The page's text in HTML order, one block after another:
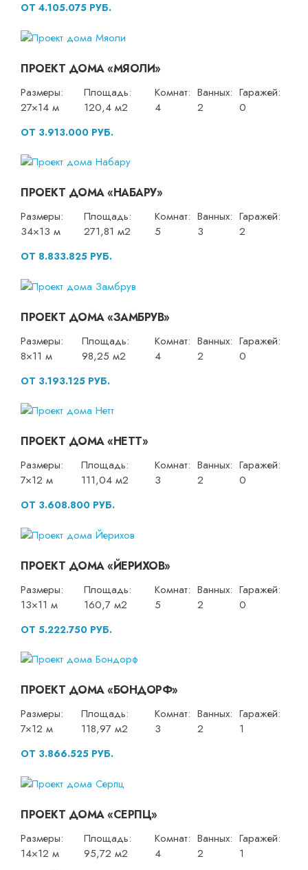
ОТ 4.105.075 РУБ.
ПРОЕКТ ДОМА «МЯОЛИ»
Размеры:
27×14 м
Площадь:
120,4 м2
Комнат:
4
Ванных:
2
Гаражей:
0
ОТ 3.913.000 РУБ.
ПРОЕКТ ДОМА «НАБАРУ»
Размеры:
34×13 м
Площадь:
271,81 м2
Комнат:
5
Ванных:
3
Гаражей:
2
ОТ 8.833.825 РУБ.
ПРОЕКТ ДОМА «ЗАМБРУВ»
Размеры:
8×11 м
Площадь:
98,25 м2
Комнат:
4
Ванных:
2
Гаражей:
0
ОТ 3.193.125 РУБ.
ПРОЕКТ ДОМА «НЕТТ»
Размеры:
7×12 м
Площадь:
111,04 м2
Комнат:
3
Ванных:
2
Гаражей:
0
ОТ 3.608.800 РУБ.
ПРОЕКТ ДОМА «ЙЕРИХОВ»
Размеры:
13×11 м
Площадь:
160,7 м2
Комнат:
5
Ванных:
2
Гаражей:
0
ОТ 5.222.750 РУБ.
ПРОЕКТ ДОМА «БОНДОРФ»
Размеры:
7×12 м
Площадь:
118,97 м2
Комнат:
3
Ванных:
2
Гаражей:
1
ОТ 3.866.525 РУБ.
ПРОЕКТ ДОМА «СЕРПЦ»
Размеры:
14×12 м
Площадь:
95,72 м2
Комнат:
4
Ванных:
2
Гаражей:
1